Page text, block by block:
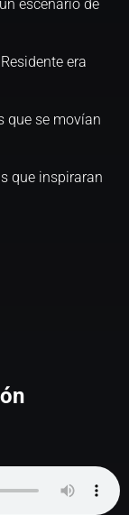
escenario de
era
que se movían
que inspiraran